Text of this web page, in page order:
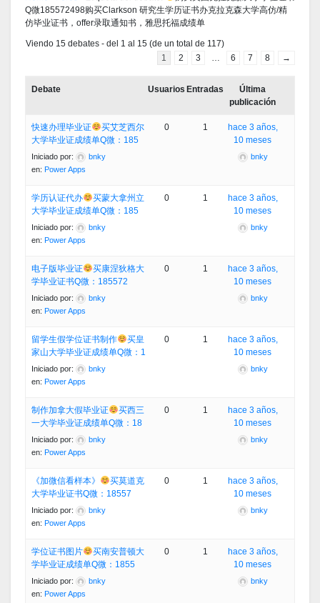
Q微185572498购买Clarkson 研究生学历证书办克拉克森大学高仿/精
仿毕业证书，offer录取通知书，雅思托福成绩单
Viendo 15 debates - del 1 al 15 (de un total de 117)
1
2 3 … 6 7 8 →
Debate Usuarios Entradas
Última
publicación
快速办理毕业证
买艾芝西尔
大学毕业证成绩单Q微：185
Iniciado por:
bnky
en: Power Apps
0 1
hace 3 años,
10 meses
bnky
学历认证代办
买蒙大拿州立
大学毕业证成绩单Q微：185
Iniciado por:
bnky
en: Power Apps
0 1
hace 3 años,
10 meses
bnky
电子版毕业证
买康涅狄格大
学毕业证书Q微：185572
Iniciado por:
bnky
en: Power Apps
0 1
hace 3 años,
10 meses
bnky
留学生假学位证书制作
买皇
家山大学毕业证成绩单Q微：1
Iniciado por:
bnky
en: Power Apps
0 1
hace 3 años,
10 meses
bnky
制作加拿大假毕业证
买西三
一大学毕业证成绩单Q微：18
Iniciado por:
bnky
en: Power Apps
0 1
hace 3 años,
10 meses
bnky
《加微信看样本》
买莫道克
大学毕业证书Q微：18557
Iniciado por:
bnky
en: Power Apps
0 1
hace 3 años,
10 meses
bnky
学位证书图片
买南安普顿大
学毕业证成绩单Q微：1855
Iniciado por:
bnky
en: Power Apps
0 1
hace 3 años,
10 meses
bnky